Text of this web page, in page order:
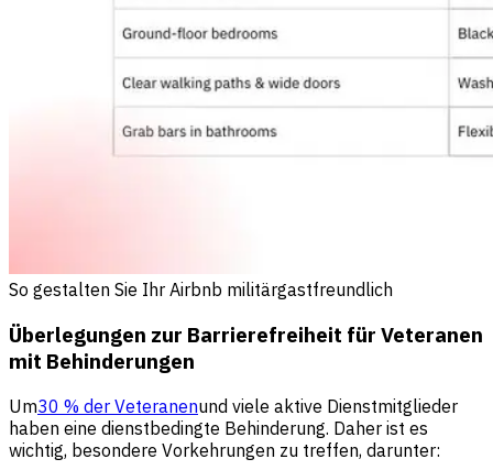
So gestalten Sie Ihr Airbnb militärgastfreundlich
Überlegungen zur Barrierefreiheit für Veteranen
mit Behinderungen
Um30 % der Veteranenund viele aktive Dienstmitglieder
haben eine dienstbedingte Behinderung. Daher ist es
wichtig, besondere Vorkehrungen zu treffen, darunter: